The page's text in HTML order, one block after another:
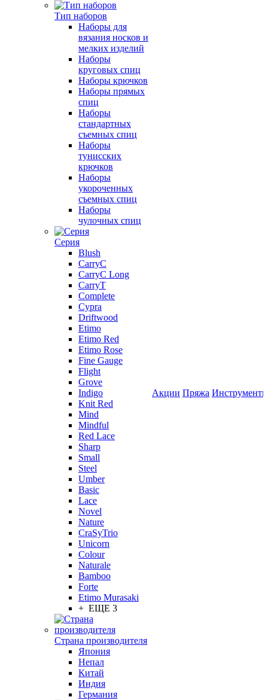
Тип наборов
Наборы для
вязания носков и
мелких изделий
Наборы
круговых спиц
Наборы крючков
Наборы прямых
спиц
Наборы
стандартных
съемных спиц
Наборы
тунисских
крючков
Наборы
укороченных
съемных спиц
Наборы
чулочных спиц
Серия
Blush
CarryC
CarryC Long
CarryT
Complete
Cypra
Driftwood
Etimo
Etimo Red
Etimo Rose
Fine Gauge
Flight
Grove
Indigo
Knit Red
Mind
Mindful
Red Lace
Sharp
Small
Steel
Umber
Basic
Lace
Novel
Nature
CraSyTrio
Unicorn
Colour
Naturale
Bamboo
Forte
Etimo Murasaki
+ ЕЩЕ 3
Страна производителя
Япония
Непал
Китай
Индия
Германия
Акции Пряжа Инструменты